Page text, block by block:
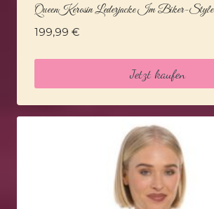
QueenKerosin Lederjacke Im Biker-Style
199,99 €
Jetzt kaufen